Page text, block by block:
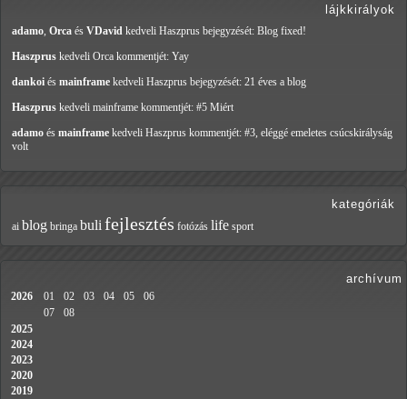
lájkkirályok
adamo, Orca és VDavid kedveli Haszprus bejegyzését: Blog fixed!
Haszprus kedveli Orca kommentjét: Yay
dankoi és mainframe kedveli Haszprus bejegyzését: 21 éves a blog
Haszprus kedveli mainframe kommentjét: #5 Miért
adamo és mainframe kedveli Haszprus kommentjét: #3, eléggé emeletes csúcskirályság
volt
kategóriák
ai blog bringa buli fejlesztés fotózás life sport
archívum
2026 01 02 03 04 05
06
07
08
2025
2024
2023
2020
2019